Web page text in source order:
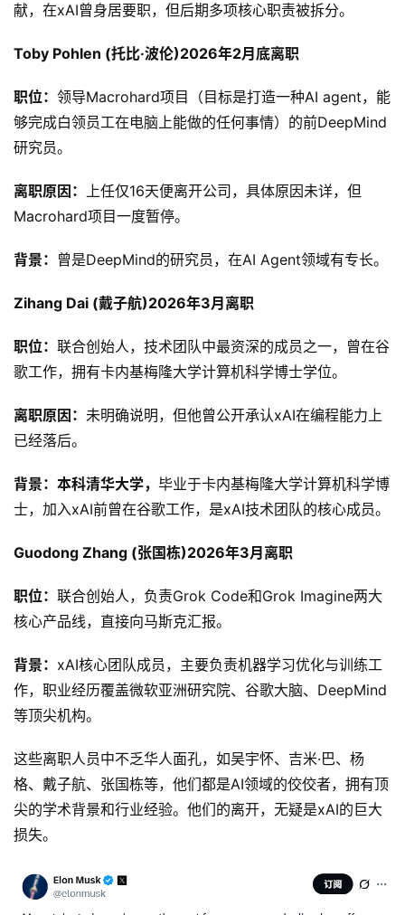
原
创
专
栏
行
业
动
态
碎
念
荐
&
工
具
关
于
&
留
献，在xAI曾身居要职，但后期多项核心职责被拆分。
Toby Pohlen (托比·波伦)2026年2月底离职
职位： 领导Macrohard项目（目标是打造一种AI agent，能
够完成白领员工在电脑上能做的任何事情）的前DeepMind
研究员。
离职原因： 上任仅16天便离开公司，具体原因未详，但
Macrohard项目一度暂停。
背景： 曾是DeepMind的研究员，在AI Agent领域有专长。
Zihang Dai (戴子航)2026年3月离职
职位： 联合创始人，技术团队中最资深的成员之一，曾在谷
歌工作，拥有卡内基梅隆大学计算机科学博士学位。
离职原因： 未明确说明，但他曾公开承认xAI在编程能力上
已经落后。
背景：本科清华大学， 毕业于卡内基梅隆大学计算机科学博
士，加入xAI前曾在谷歌工作，是xAI技术团队的核心成员。
Guodong Zhang (张国栋)2026年3月离职
职位： 联合创始人，负责Grok Code和Grok Imagine两大
核心产品线，直接向马斯克汇报。
背景： xAI核心团队成员，主要负责机器学习优化与训练工
作，职业经历覆盖微软亚洲研究院、谷歌大脑、DeepMind
等顶尖机构。
这些离职人员中不乏华人面孔，如吴宇怀、吉米·巴、杨
格、戴子航、张国栋等，他们都是AI领域的佼佼者，拥有顶
尖的学术背景和行业经验。他们的离开，无疑是xAI的巨大
损失。